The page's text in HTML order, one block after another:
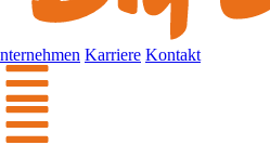
Karriere Kontakt